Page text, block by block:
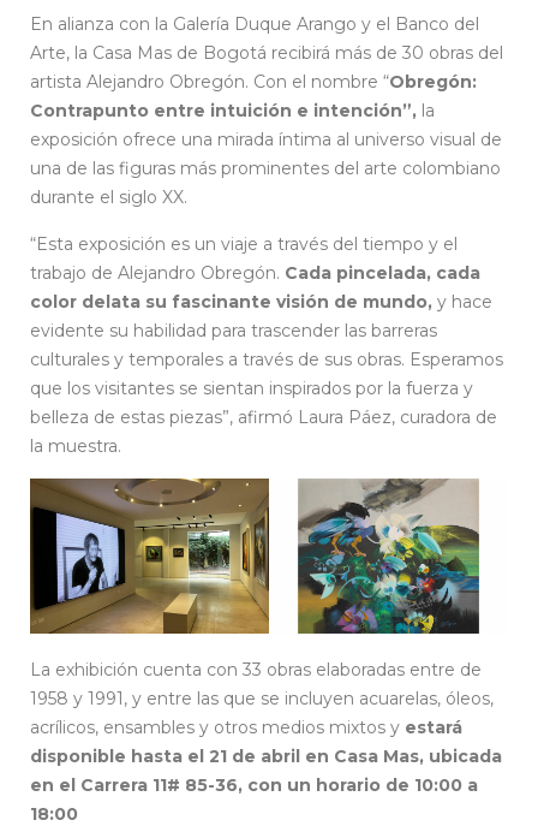
En alianza con la Galería Duque Arango y el Banco del
Arte, la Casa Mas de Bogotá recibirá más de 30 obras del
artista Alejandro Obregón. Con el nombre “Obregón:
Contrapunto entre intuición e intención”, la
exposición ofrece una mirada íntima al universo visual de
una de las figuras más prominentes del arte colombiano
durante el siglo XX.
“Esta exposición es un viaje a través del tiempo y el
trabajo de Alejandro Obregón. Cada pincelada, cada
color delata su fascinante visión de mundo, y hace
evidente su habilidad para trascender las barreras
culturales y temporales a través de sus obras. Esperamos
que los visitantes se sientan inspirados por la fuerza y
belleza de estas piezas”, afirmó Laura Páez, curadora de
la muestra.
La exhibición cuenta con 33 obras elaboradas entre de
1958 y 1991, y entre las que se incluyen acuarelas, óleos,
acrílicos, ensambles y otros medios mixtos y estará
disponible hasta el 21 de abril en Casa Mas, ubicada
en el Carrera 11# 85-36, con un horario de 10:00 a
18:00